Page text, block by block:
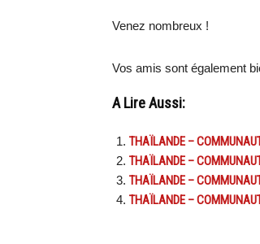
Venez nombreux !
Vos amis sont également
A Lire Aussi:
THAÏLANDE –
THAÏLANDE –
THAÏLANDE –
THAÏLANDE –